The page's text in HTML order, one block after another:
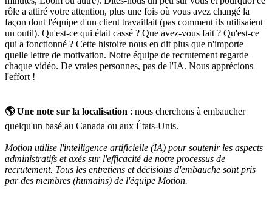
rôle a attiré votre attention, plus une fois où vous avez changé la
façon dont l'équipe d'un client travaillait (pas comment ils utilisaient
un outil). Qu'est-ce qui était cassé ? Que avez-vous fait ? Qu'est-ce
qui a fonctionné ? Cette histoire nous en dit plus que n'importe
quelle lettre de motivation. Notre équipe de recrutement regarde
chaque vidéo. De vraies personnes, pas de l'IA. Nous apprécions
l'effort !
🌎 Une note sur la localisation : nous cherchons à embaucher
quelqu'un basé au Canada ou aux États-Unis.
Motion utilise l'intelligence artificielle (IA) pour soutenir les aspects
administratifs et axés sur l'efficacité de notre processus de
recrutement. Tous les entretiens et décisions d'embauche sont pris
par des membres (humains) de l'équipe Motion.